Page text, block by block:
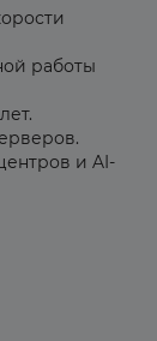
работы
и AI-